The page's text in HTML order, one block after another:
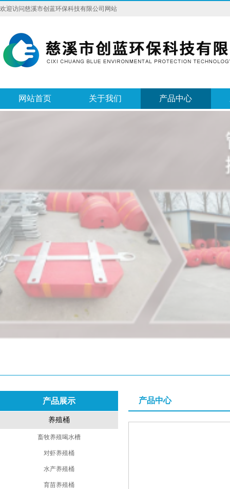
欢迎访问慈溪市创蓝环保科技有限公司网站
网站首页 关于我们 产品中心
产品展示
养殖桶
畜牧养殖喝水槽
对虾养殖桶
水产养殖桶
育苗养殖桶
产品中心